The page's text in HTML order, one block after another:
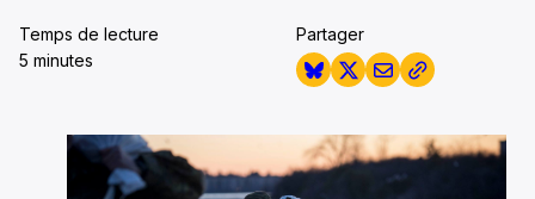
Temps de lecture
5 minutes
Partager